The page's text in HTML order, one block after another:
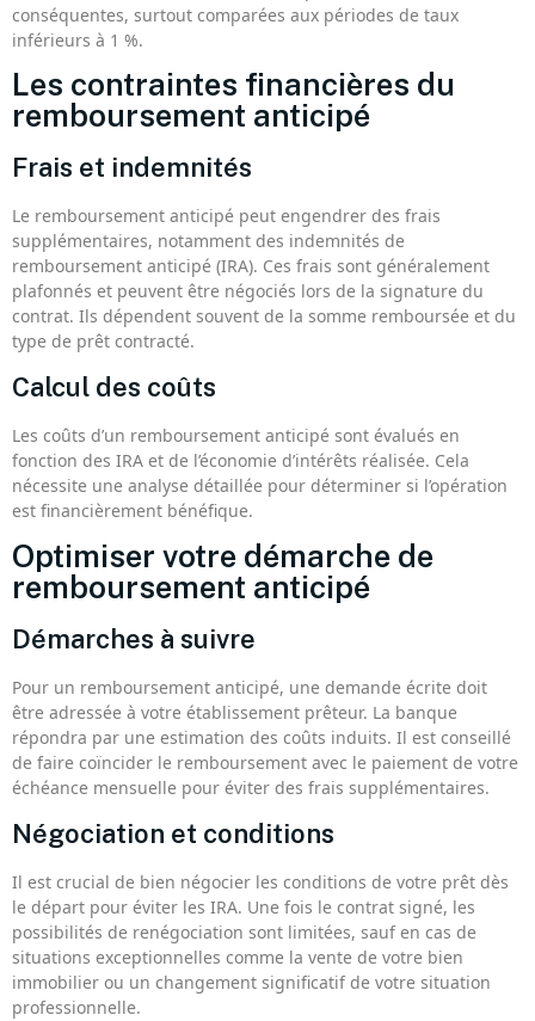
conséquentes, surtout comparées aux périodes de taux
inférieurs à 1 %.
Les contraintes financières du
remboursement anticipé
Frais et indemnités
Le remboursement anticipé peut engendrer des frais
supplémentaires, notamment des indemnités de
remboursement anticipé (IRA). Ces frais sont généralement
plafonnés et peuvent être négociés lors de la signature du
contrat. Ils dépendent souvent de la somme remboursée et du
type de prêt contracté.
Calcul des coûts
Les coûts d’un remboursement anticipé sont évalués en
fonction des IRA et de l’économie d’intérêts réalisée. Cela
nécessite une analyse détaillée pour déterminer si l’opération
est financièrement bénéfique.
Optimiser votre démarche de
remboursement anticipé
Démarches à suivre
Pour un remboursement anticipé, une demande écrite doit
être adressée à votre établissement prêteur. La banque
répondra par une estimation des coûts induits. Il est conseillé
de faire coïncider le remboursement avec le paiement de votre
échéance mensuelle pour éviter des frais supplémentaires.
Négociation et conditions
Il est crucial de bien négocier les conditions de votre prêt dès
le départ pour éviter les IRA. Une fois le contrat signé, les
possibilités de renégociation sont limitées, sauf en cas de
situations exceptionnelles comme la vente de votre bien
immobilier ou un changement significatif de votre situation
professionnelle.